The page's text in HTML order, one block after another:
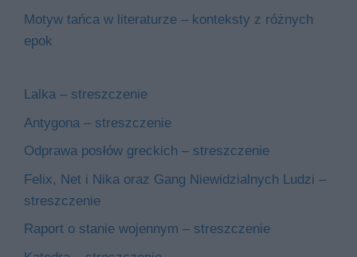
Motyw tańca w literaturze – konteksty z różnych
epok
Lalka – streszczenie
Antygona – streszczenie
Odprawa posłów greckich – streszczenie
Felix, Net i Nika oraz Gang Niewidzialnych Ludzi –
streszczenie
Raport o stanie wojennym – streszczenie